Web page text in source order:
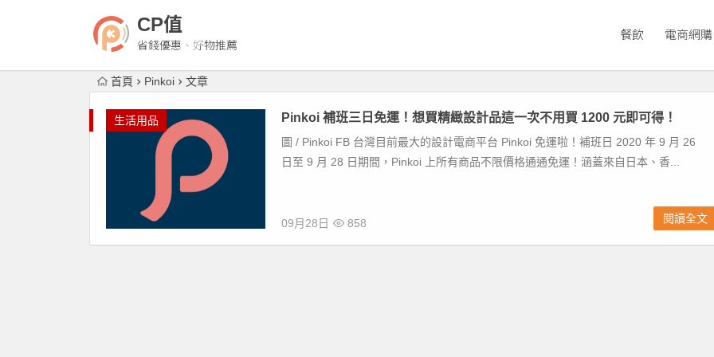
CP值
省錢優惠、好物推薦
餐飲 電商網購
首頁 Pinkoi 文章
生活用品 Pinkoi 補班三日免運！想買精緻設計品這一次不用買 1200 元即可得！
圖 / Pinkoi FB 台灣目前最大的設計電商平台 Pinkoi 免運啦！補班日 2020 年 9 月 26
日至 9 月 28 日期間，Pinkoi 上所有商品不限價格通通免運！涵蓋來自日本、香...
09月28日 858 閱讀全文